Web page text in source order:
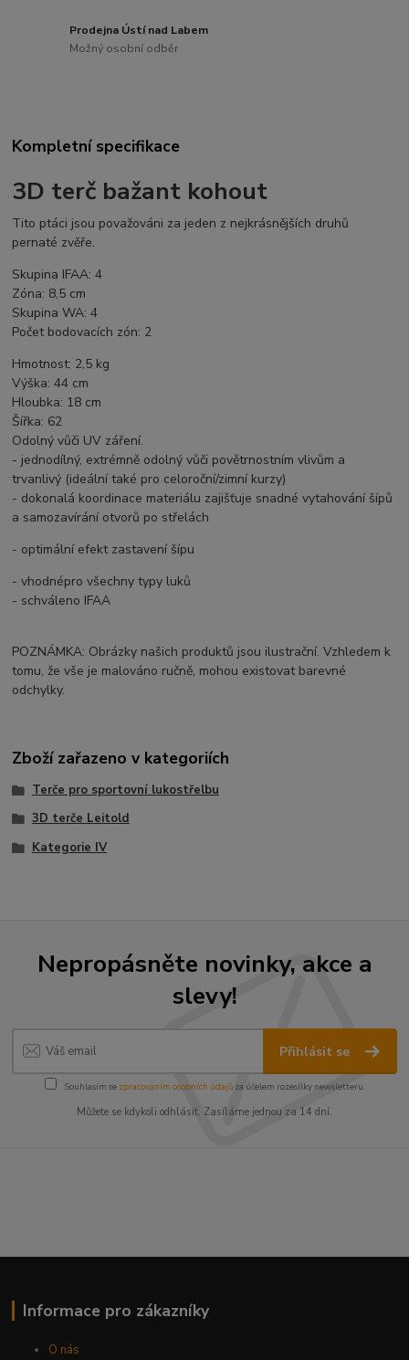
Prodejna Ústí nad Labem
Možný osobní odběr
Kompletní specifikace
3D terč bažant kohout
Tito ptáci jsou považováni za jeden z nejkrásnějších druhů
pernaté zvěře.
Skupina IFAA: 4
Zóna: 8,5 cm
Skupina WA: 4
Počet bodovacích zón: 2
Hmotnost: 2,5 kg
Výška: 44 cm
Hloubka: 18 cm
Šířka: 62
Odolný vůči UV záření.
- jednodílný, extrémně odolný vůči povětrnostním vlivům a
trvanlivý (ideální také pro celoroční/zimní kurzy)
- dokonalá koordinace materiálu zajišťuje snadné vytahování šípů
a samozavírání otvorů po střelách
- optimální efekt zastavení šípu
- vhodnépro všechny typy luků
- schváleno IFAA
POZNÁMKA: Obrázky našich produktů jsou ilustrační. Vzhledem k
tomu, že vše je malováno ručně, mohou existovat barevné
odchylky.
Zboží zařazeno v kategoriích
Terče pro sportovní lukostřelbu
3D terče Leitold
Kategorie IV
Nepropásněte novinky, akce a
slevy!
Přihlásit se
Souhlasím se zpracováním osobních údajůza účelem rozesílky newsletteru.
Můžete se kdykoli odhlásit. Zasíláme jednou za 14 dní.
Informace pro zákazníky
O nás